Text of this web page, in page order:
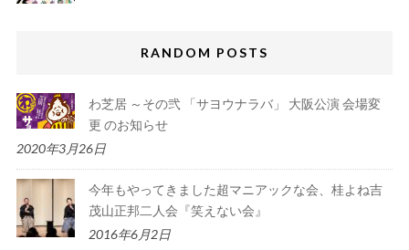
RANDOM POSTS
わ芝居 ～その弐 「サヨウナラバ」 大阪公演 会場変
更 のお知らせ
2020年3月26日
今年もやってきました超マニアックな会、桂よね吉
茂山正邦二人会『笑えない会』
2016年6月2日